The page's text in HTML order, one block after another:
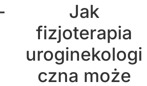
Jak
fizjoterapia
uroginekologi
czna może